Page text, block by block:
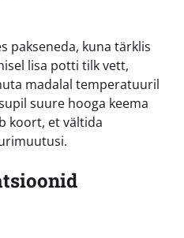
pakseneda, kuna tärklis
lisa potti tilk vett,
madalal temperatuuril
suure hooga keema
koort, et vältida